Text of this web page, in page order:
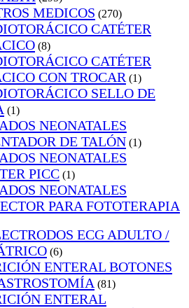
MEDICOS (270)
CATÉTER
(8)
CATÉTER
CON TROCAR (1)
SELLO DE
(1)
NEONATALES
DE TALÓN (1)
NEONATALES
PICC (1)
NEONATALES
PARA FOTOTERAPIA
ECG ADULTO /
(6)
ENTERAL BOTONES
(81)
ENTERAL